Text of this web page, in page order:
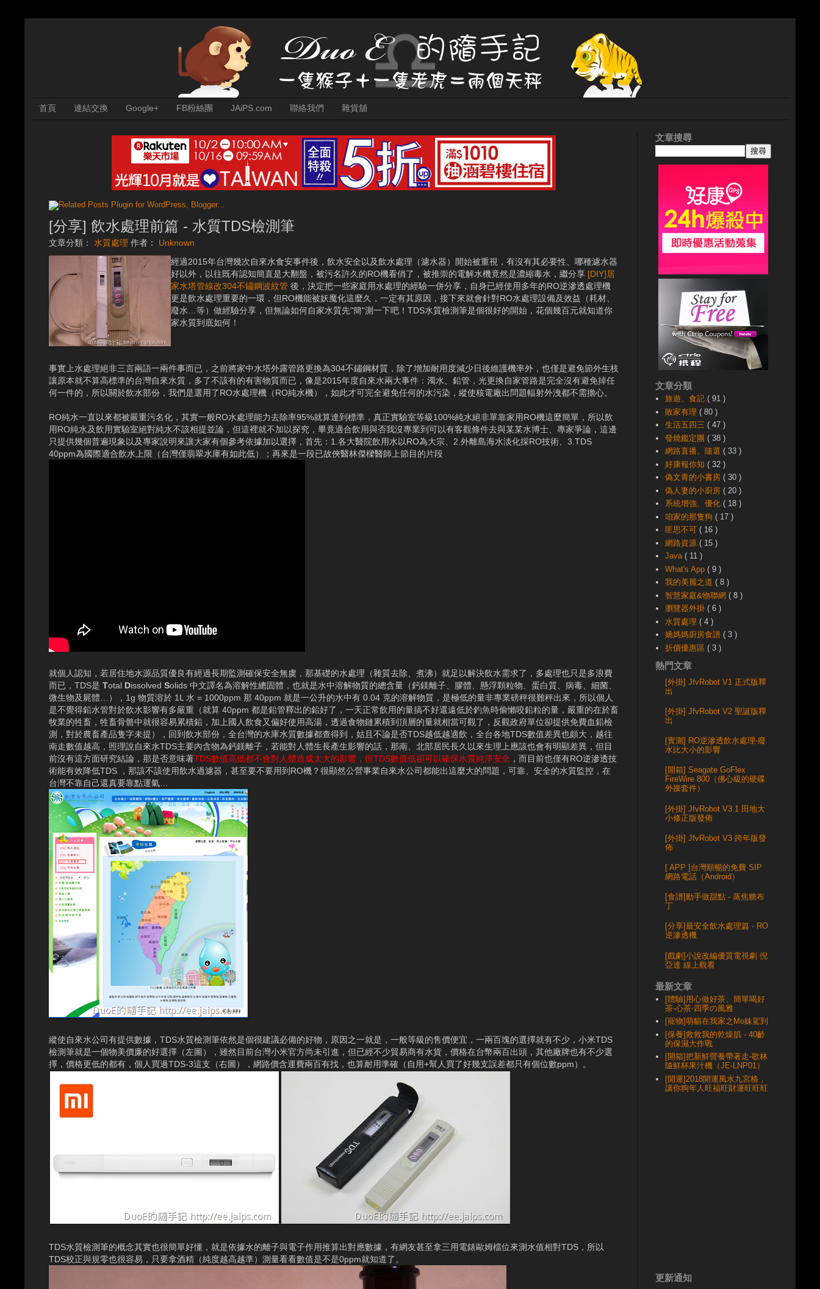
首頁 連結交換 Google+ FB粉絲團 JAiPS.com 聯絡我們 雜貨舖
[分享] 飲水處理前篇 - 水質TDS檢測筆
文章分類： 水質處理 作者： Unknown
經過2015年台灣幾次自來水食安事件後，飲水安全以及飲水處理（濾水器）開始被重視，有沒有其必要性、哪種濾水器
好以外，以往既有認知簡直是大翻盤，被污名許久的RO機看俏了，被推崇的電解水機竟然是濃縮毒水，繼分享 [DIY]居
家水塔管線改304不鏽鋼波紋管 後，決定把一些家庭用水處理的經驗一併分享，自身已經使用多年的RO逆滲透處理機
更是飲水處理重要的一環，但RO機能被妖魔化這麼久，一定有其原因，接下來就會針對RO水處理設備及效益（耗材、
廢水…等）做經驗分享，但無論如何自家水質先"簡"測一下吧！TDS水質檢測筆是個很好的開始，花個幾百元就知道你
家水質到底如何！
事實上水處理絕非三言兩語一兩件事而已，之前將家中水塔外露管路更換為304不鏽鋼材質，除了增加耐用度減少日後維護機率外，也僅是避免節外生枝
讓原本就不算高標準的台灣自來水質，多了不該有的有害物質而已，像是2015年度自來水兩大事件：濁水、鉛管，光更換自家管路是完全沒有避免掉任
何一件的，所以關於飲水部份，我們是選用了RO水處理機（RO純水機），如此才可完全避免任何的水污染，縱使核電廠出問題輻射外洩都不需擔心。
RO純水一直以來都被嚴重污名化，其實一般RO水處理能力去除率95%就算達到標準，真正實驗室等級100%純水絕非單靠家用RO機這麼簡單，所以飲
用RO純水及飲用實驗室絕對純水不該相提並論，但這裡就不加以探究，畢竟適合飲用與否我沒專業到可以有客觀條件去與某某水博士、專家爭論，這邊
只提供幾個普遍現象以及專家說明來讓大家有個參考依據加以選擇，首先：1.各大醫院飲用水以RO為大宗、2.外離島海水淡化採RO技術、3.TDS
40ppm為國際適合飲水上限（台灣僅翡翠水庫有如此低）；再來是一段已故俠醫林傑樑醫師上節目的片段
就個人認知，若居住地水源品質優良有經過長期監測確保安全無虞，那基礎的水處理（雜質去除、煮沸）就足以解決飲水需求了，多處理也只是多浪費
而已，TDS是 Total Dissolved Solids 中文譯名為溶解性總固體，也就是水中溶解物質的總含量（鈣鎂離子、膠體、懸浮顆粒物、蛋白質、病毒、細菌、
微生物及屍體…），1g 物質溶於 1L 水 = 1000ppm 那 40ppm 就是一公升的水中有 0.04 克的溶解物質，是極低的量非專業磅秤很難秤出來，所以個人
是不覺得鉛水管對於飲水影響有多嚴重（就算 40ppm 都是鉛管釋出的鉛好了，一天正常飲用的量搞不好還遠低於釣魚時偷懶咬鉛粒的量，嚴重的在於畜
牧業的牲畜，牲畜骨骼中就很容易累積鉛，加上國人飲食又偏好使用高湯，透過食物鏈累積到頂層的量就相當可觀了，反觀政府單位卻提供免費血鉛檢
測，對於農畜產品隻字未提），回到飲水部份，全台灣的水庫水質數據都查得到，姑且不論是否TDS越低越適飲，全台各地TDS數值差異也頗大，越往
南走數值越高，照理說自來水TDS主要內含物為鈣鎂離子，若能對人體生長產生影響的話，那南、北部居民長久以來生理上應該也會有明顯差異，但目
前沒有這方面研究結論，那是否意味著TDS數值高低都不會對人體造成太大的影響，但TDS數值低卻可以確保水質純淨安全 ，而目前也僅有RO逆滲透技
術能有效降低TDS ，那該不該使用飲水過濾器，甚至要不要用到RO機？很顯然公營事業自來水公司都能出這麼大的問題，可靠、安全的水質監控，在
台灣不靠自己還真要靠點運氣…
縱使自來水公司有提供數據，TDS水質檢測筆依然是個很建議必備的好物，原因之一就是，一般等級的售價便宜，一兩百塊的選擇就有不少，小米TDS
檢測筆就是一個物美價廉的好選擇（左圖），雖然目前台灣小米官方尚未引進，但已經不少貿易商有水貨，價格在台幣兩百出頭，其他廠牌也有不少選
擇，價格更低的都有，個人買過TDS-3這支（右圖），網路價含運費兩百有找，也算耐用準確（自用+幫人買了好幾支誤差都只有個位數ppm）。
TDS水質檢測筆的概念其實也很簡單好懂，就是依據水的離子與電子作用推算出對應數據，有網友甚至拿三用電錶歐姆檔位來測水值相對TDS，所以
TDS校正與規零也很容易，只要拿酒精（純度越高越準）測量看看數值是不是0ppm就知道了。
文章搜尋
文章分類
旅遊、食記( 91 )
敗家有理( 80 )
生活五四三( 47 )
發燒鑑定團( 38 )
網路直播、隨選( 33 )
好康報你知( 32 )
偽文青的小書房( 30 )
偽人妻的小廚房( 20 )
系統增強、優化( 18 )
咱家的那隻狗( 17 )
匪思不可( 16 )
網路資源( 15 )
Java( 11 )
What's App( 9 )
我的美麗之道( 8 )
智慧家庭&物聯網( 8 )
瀏覽器外掛( 6 )
水質處理( 4 )
嬌媽媽廚房食譜( 3 )
折價優惠區( 3 )
熱門文章
[外掛] JfvRobot V1 正式版釋
出
[外掛] JfvRobot V2 聖誕版釋
出
[實測] RO逆滲透飲水處理-廢
水比大小的影響
[開箱] Seagate GoFlex
FireWire 800（佛心級的硬碟
外接套件）
[外掛] JfvRobot V3.1 田地大
小修正版發佈
[外掛] JfvRobot V3 跨年版發
佈
[ APP ]台灣順暢的免費 SIP
網路電話（Android）
[食譜]動手做甜點 - 蒸焦糖布
丁
[分享]最安全飲水處理篇 - RO
逆滲透機
[戲劇]小說改編優質電視劇 倪
亞達 線上觀看
最新文章
[體驗]用心做好茶、簡單喝好
茶-心茶‧四季の風雅
[寵物]萌貓在我家之Mo妹駕到
[保養]救救我的乾燥肌 - 40齡
的保濕大作戰
[開箱]把新鮮營養帶著走-歌林
隨鮮杯果汁機（JE-LNP01）
[開運]2018開運風水九宮格，
讓你狗年人旺福旺財運旺旺旺
更新通知